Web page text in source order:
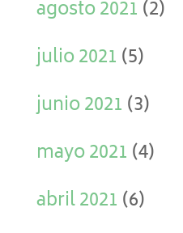
agosto 2021 (2)
julio 2021 (5)
junio 2021 (3)
mayo 2021 (4)
abril 2021 (6)